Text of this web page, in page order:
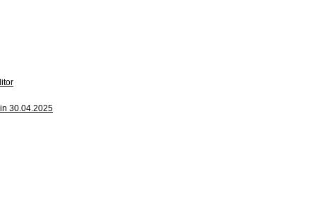
30.04.2025